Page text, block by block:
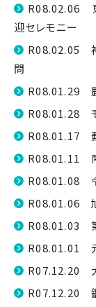
R08.02.06
迎セレモニー
R08.02.05
問
R08.01.29
R08.01.28
R08.01.17
R08.01.11
R08.01.08
R08.01.06
R08.01.03
R08.01.01
R07.12.20
R07.12.20